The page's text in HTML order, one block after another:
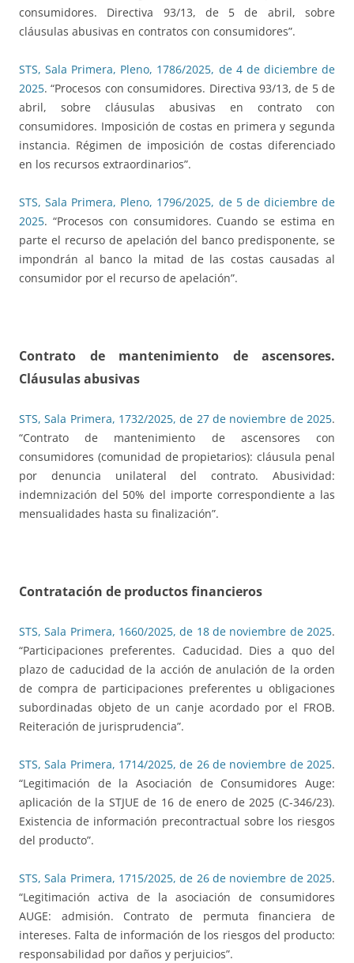
consumidores. Directiva 93/13, de 5 de abril, sobre
cláusulas abusivas en contratos con consumidores”.
STS, Sala Primera, Pleno, 1786/2025, de 4 de diciembre de
2025. “Procesos con consumidores. Directiva 93/13, de 5 de
abril, sobre cláusulas abusivas en contrato con
consumidores. Imposición de costas en primera y segunda
instancia. Régimen de imposición de costas diferenciado
en los recursos extraordinarios”.
STS, Sala Primera, Pleno, 1796/2025, de 5 de diciembre de
2025. “Procesos con consumidores. Cuando se estima en
parte el recurso de apelación del banco predisponente, se
impondrán al banco la mitad de las costas causadas al
consumidor por el recurso de apelación”.
Contrato de mantenimiento de ascensores.
Cláusulas abusivas
STS, Sala Primera, 1732/2025, de 27 de noviembre de 2025.
“Contrato de mantenimiento de ascensores con
consumidores (comunidad de propietarios): cláusula penal
por denuncia unilateral del contrato. Abusividad:
indemnización del 50% del importe correspondiente a las
mensualidades hasta su finalización”.
Contratación de productos financieros
STS, Sala Primera, 1660/2025, de 18 de noviembre de 2025.
“Participaciones preferentes. Caducidad. Dies a quo del
plazo de caducidad de la acción de anulación de la orden
de compra de participaciones preferentes u obligaciones
subordinadas objeto de un canje acordado por el FROB.
Reiteración de jurisprudencia”.
STS, Sala Primera, 1714/2025, de 26 de noviembre de 2025.
“Legitimación de la Asociación de Consumidores Auge:
aplicación de la STJUE de 16 de enero de 2025 (C-346/23).
Existencia de información precontractual sobre los riesgos
del producto”.
STS, Sala Primera, 1715/2025, de 26 de noviembre de 2025.
“Legitimación activa de la asociación de consumidores
AUGE: admisión. Contrato de permuta financiera de
intereses. Falta de información de los riesgos del producto:
responsabilidad por daños y perjuicios”.